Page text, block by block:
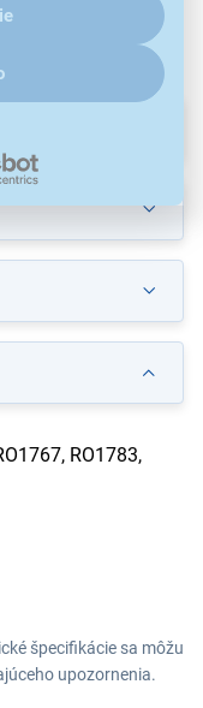
RO1783,
špecifikácie sa môžu
upozornenia.